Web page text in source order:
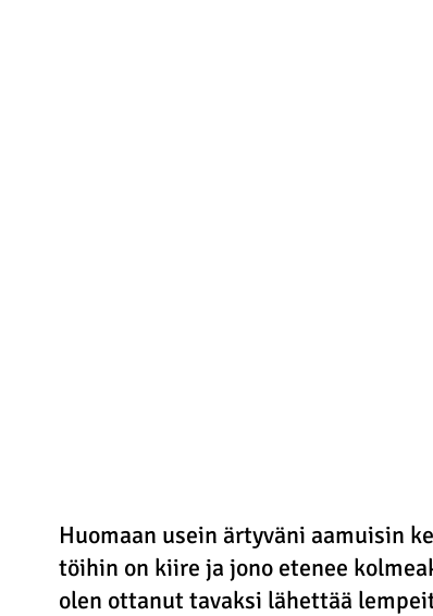
Huomaan usein ärtyväni aamuisin
töihin on kiire ja jono etenee
olen ottanut tavaksi lähettää